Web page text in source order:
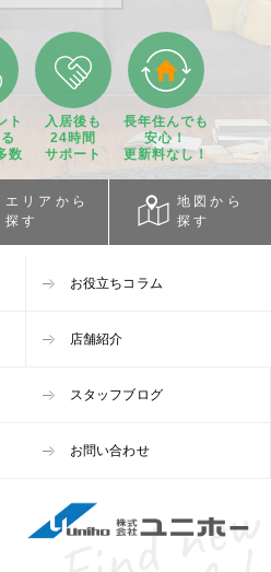
ト
数
入居後も
24時間
サポート
長年住んでも
安心！
更新料なし！
エリアから
探す
地図から
探す
お役立ちコラム
店舗紹介
スタッフブログ
お問い合わせ